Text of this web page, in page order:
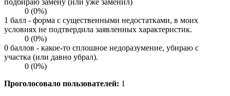
подбираю замену (или уже заменил)
0 (0%)
1 балл - форма с существенными недостатками, в моих
условиях не подтвердила заявленных характеристик.
0 (0%)
0 баллов - какое-то сплошное недоразумение, убираю с
участка (или давно убрал).
0 (0%)
Проголосовало пользователей: 1